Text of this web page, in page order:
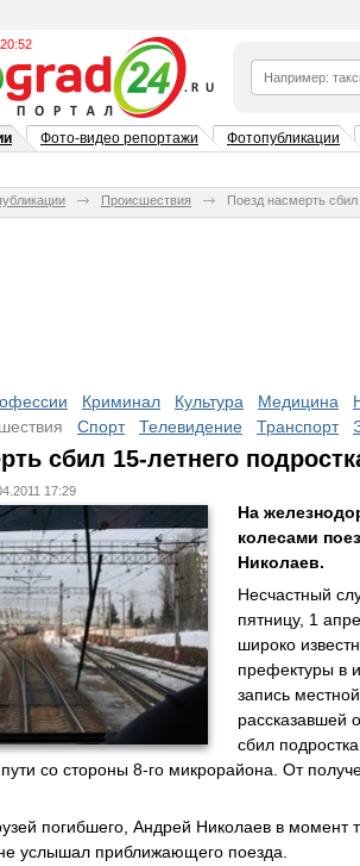
Фото-видео репортажи Фотопубликации
Происшествия Поезд насмерть сбил
Криминал Культура Медицина
Спорт Телевидение Транспорт
сбил 15-летнего
17:29
На
колесами
Николаев.
Несчастный
пятницу, 1
широко
префектуры в
запись
рассказавшей
сбил
со стороны 8-го микрорайона. От
погибшего, Андрей Николаев в момент
услышал приближающего поезда.